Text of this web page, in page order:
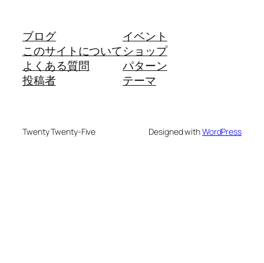
ブログ
このサイトについて
よくある質問
投稿者
イベント
ショップ
パターン
テーマ
Twenty Twenty-Five Designed withWordPress